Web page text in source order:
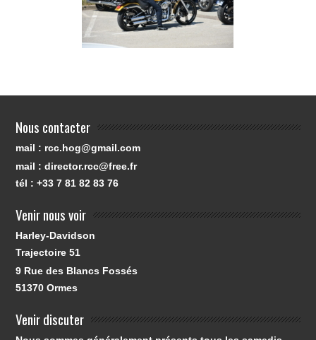
Nous contacter
mail : rcc.hog@gmail.com
mail : director.rcc@free.fr
tél : +33 7 81 82 83 76
Venir nous voir
Harley-Davidson
Trajectoire 51
9 Rue des Blancs Fossés
51370Ormes
Venir discuter